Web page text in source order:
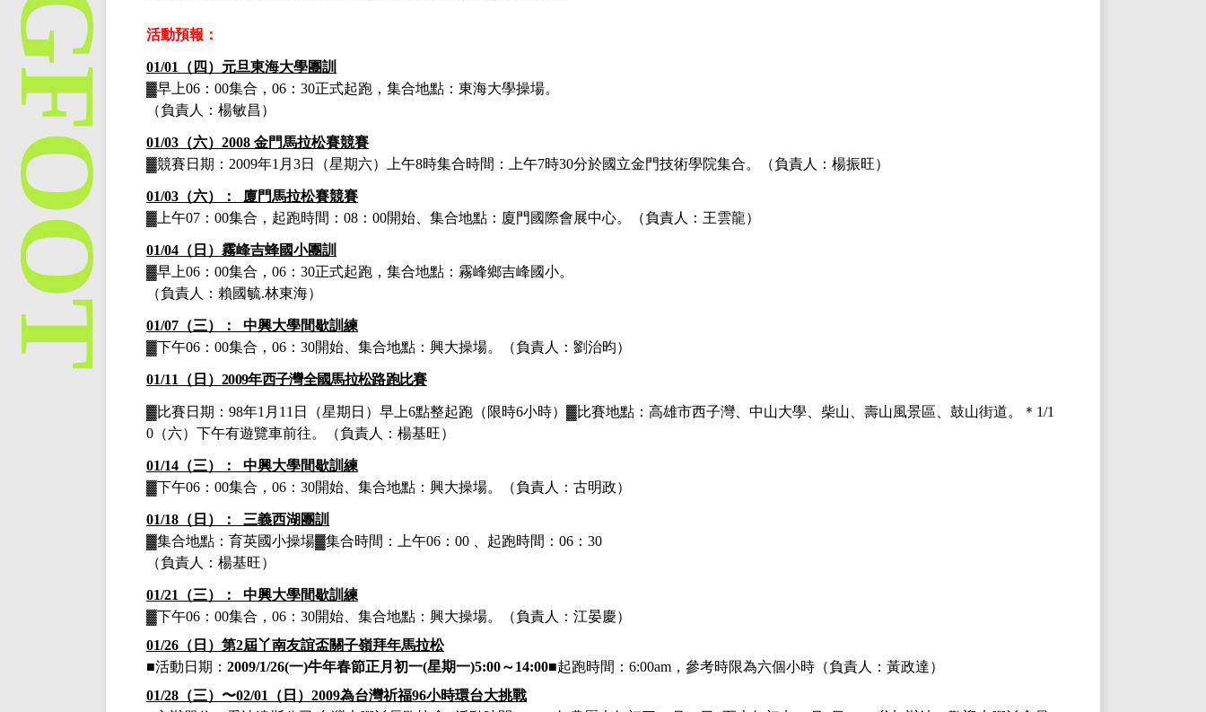
活動預報：
01/01（四）元旦東海大學團訓
▓早上06：00集合，06：30正式起跑，集合地點：東海大學操場。
（負責人：楊敏昌）
01/03（六）2008 金門馬拉松賽競賽
▓競賽日期： 2009年1月3日 （星期六）上午8時集合時間：上午7時30分於國立金門技術學院集合。 （負責人：楊振旺）
01/03（六）： 廈門馬拉松賽競賽
▓上午07：00集合，起跑時間：08：00開始、集合地點：廈門國際會展中心。（負責人：王雲龍）
01/04（日）霧峰吉蜂國小團訓
▓早上06：00集合，06：30正式起跑，集合地點：霧峰鄉吉峰國小。
（負責人：賴國毓.林東海）
01/07（三）： 中興大學間歇訓練
▓下午06：00集合，06：30開始、集合地點：興大操場。（負責人：劉治昀）
01/11（日） 2009年西子灣全國馬拉松路跑比賽
▓比賽日期： 98年1月11日 （星期日）早上6點整起跑（限時6小時） ▓比賽地點：高雄市西子灣、中山大學、柴山、壽山風景區、鼓山街道。＊1/1
0（六）下午有遊覽車前往。（負責人：楊基旺）
01/14（三）： 中興大學間歇訓練
▓下午06：00集合，06：30開始、集合地點：興大操場。（負責人：古明政）
01/18（日）： 三義西湖團訓
▓集合地點：育英國小操場▓集合時間：上午06：00 、起跑時間：06：30
（負責人：楊基旺）
01/21（三）： 中興大學間歇訓練
▓下午06：00集合，06：30開始、集合地點：興大操場。（負責人：江晏慶）
01/26（日） 第2屆丫南友誼盃關子嶺拜年馬拉松
■活動日期： 2009/1/26(一)牛年春節正月初一(星期一)5:00～14:00■起跑時間： 6:00am，參考時限為六個小時 （負責人：黃政達）
01/28（三）〜02/01（日）2009為台灣祈福96小時環台大挑戰